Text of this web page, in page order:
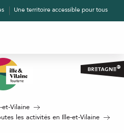
Une territoire accessible pour tous
Vilaine
les activités en Ille-et-Vilaine